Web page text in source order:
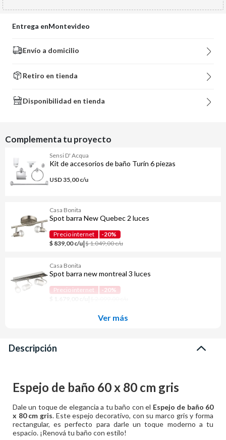
Entrega enMontevideo
Envío a domicilio
Retiro en tienda
Disponibilidad en tienda
Complementa tu proyecto
Sensi D' Acqua
Kit de accesorios de baño Turín 6 piezas
USD 35,00 c/u
Casa Bonita
Spot barra New Quebec 2 luces
Precio internet
-20%
$ 839,00 c/u|$ 1.049,00 c/u
Casa Bonita
Spot barra new montreal 3 luces
Precio internet
-20%
Ver más
Descripción
Espejo de baño 60 x 80 cm gris
Dale un toque de elegancia a tu baño con el Espejo de baño 60
x 80 cm gris. Este espejo decorativo, con su marco gris y forma
rectangular, es perfecto para darle un toque moderno a tu
espacio. ¡Renová tu baño con estilo!